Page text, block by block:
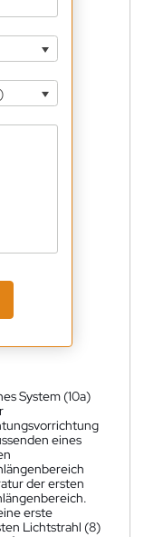
System (10a)
eines
der ersten
erste
Lichtstrahl (8)